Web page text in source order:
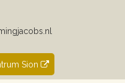
Sion